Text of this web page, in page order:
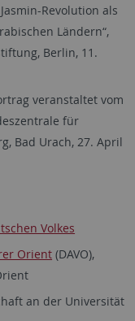
Revolution als
Ländern“,
Berlin, 11.
veranstaltet vom
für
Bad Urach, 27. April
Volkes
Orient (DAVO),
an der Universität